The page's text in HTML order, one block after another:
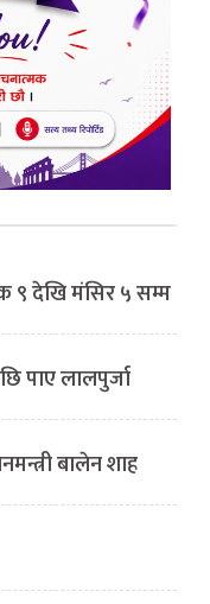
९ देखि मंसिर ५ सम्म
पाए लालपुर्जा
बालेन शाह